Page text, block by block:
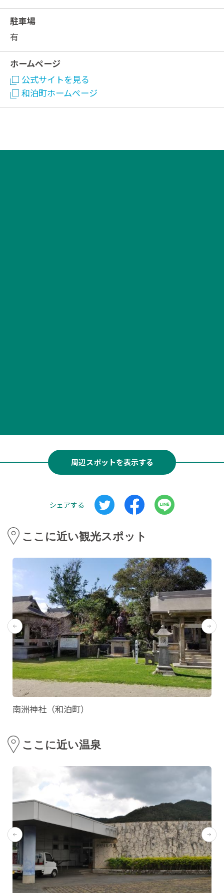
駐車場
有
ホームページ
公式サイトを見る
和泊町ホームページ
周辺スポットを表示する
シェアする
ここに近い観光スポット
南洲神社（和泊町）
ここに近い温泉